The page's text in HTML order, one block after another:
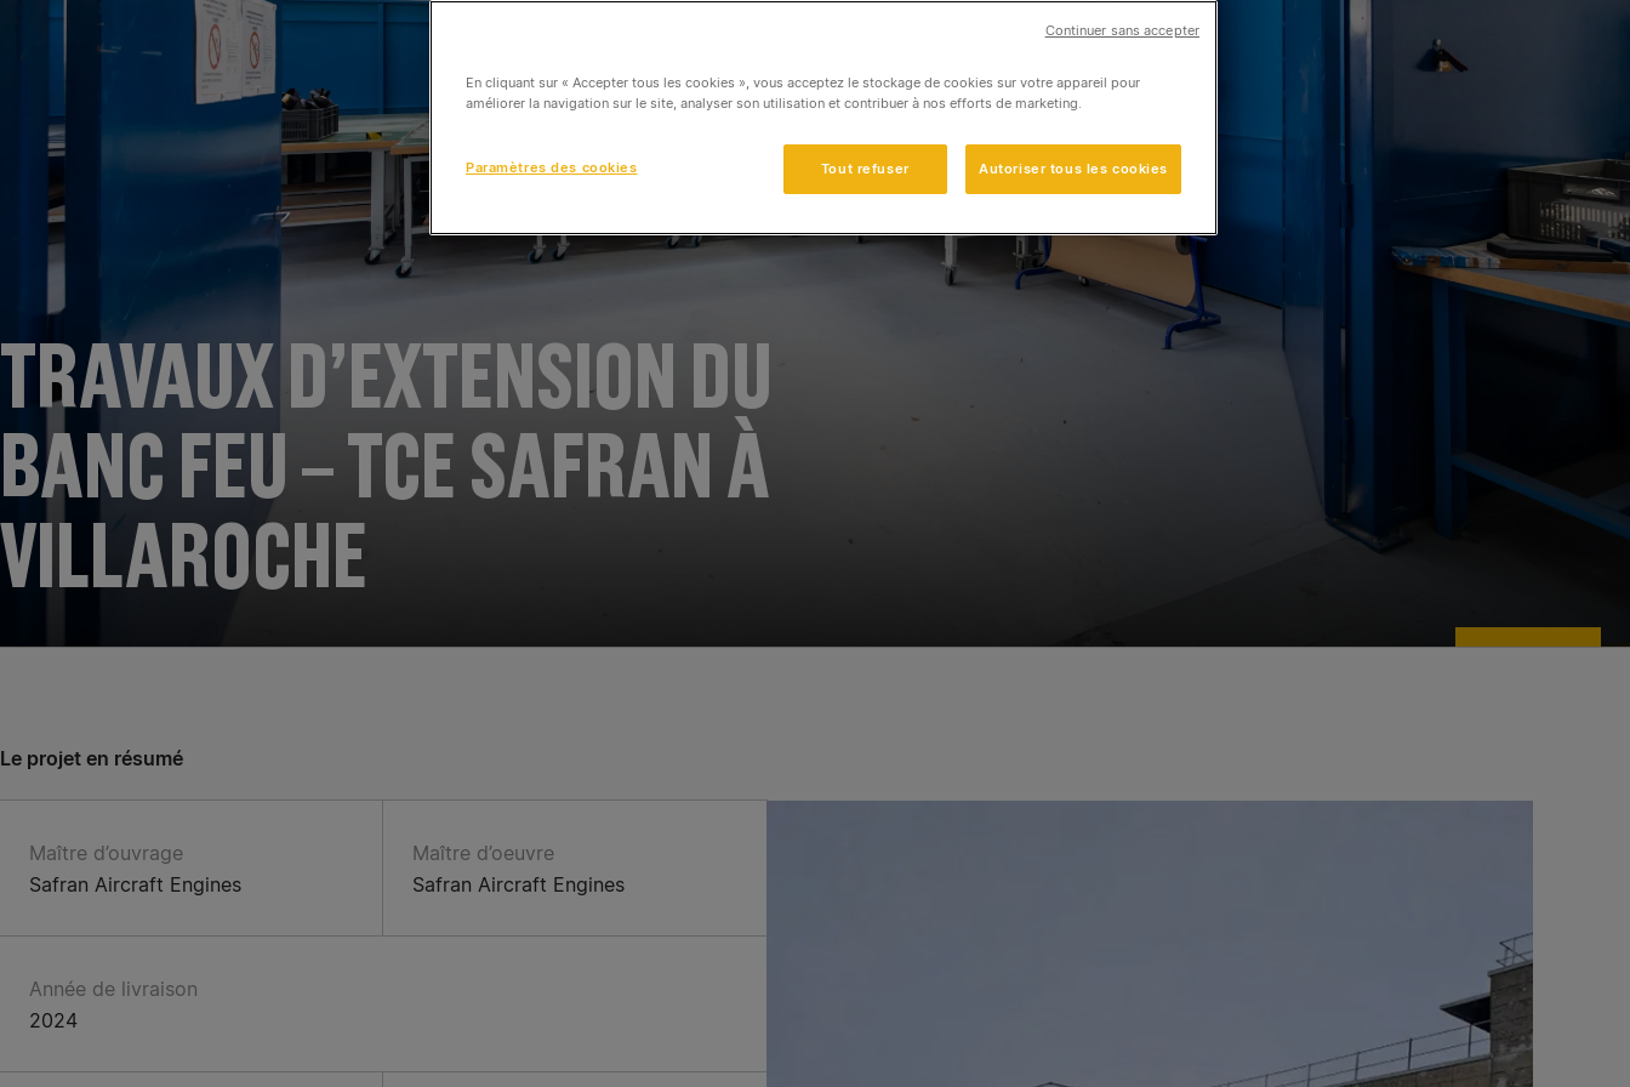
TRAVAUX D’EXTENSION DU
BANC FEU – TCE SAFRAN À
VILLAROCHE
Le projet en résumé
Maître d’ouvrage
Safran Aircraft Engines
Maître d’oeuvre
Safran Aircraft Engines
Année de livraison
2024
En cliquant sur « Accepter tous les cookies », vous acceptez le stockage de cookies sur votre appareil pour
améliorer la navigation sur le site, analyser son utilisation et contribuer à nos efforts de marketing.
Tout refuser Autoriser tous les cookies
Paramètres des cookies
Continuer sans accepter